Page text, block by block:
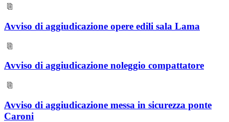
Avviso di aggiudicazione opere edili sala Lama
Avviso di aggiudicazione noleggio compattatore
Avviso di aggiudicazione messa in sicurezza ponte
Caroni